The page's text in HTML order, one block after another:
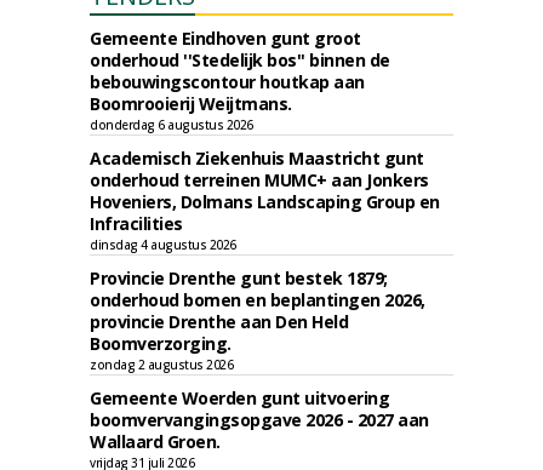
Gemeente Eindhoven gunt groot
onderhoud ''Stedelijk bos'' binnen de
bebouwingscontour houtkap aan
Boomrooierij Weijtmans.
donderdag 6 augustus 2026
Academisch Ziekenhuis Maastricht gunt
onderhoud terreinen MUMC+ aan Jonkers
Hoveniers, Dolmans Landscaping Group en
Infracilities
dinsdag 4 augustus 2026
Provincie Drenthe gunt bestek 1879;
onderhoud bomen en beplantingen 2026,
provincie Drenthe aan Den Held
Boomverzorging.
zondag 2 augustus 2026
Gemeente Woerden gunt uitvoering
boomvervangingsopgave 2026 - 2027 aan
Wallaard Groen.
vrijdag 31 juli 2026